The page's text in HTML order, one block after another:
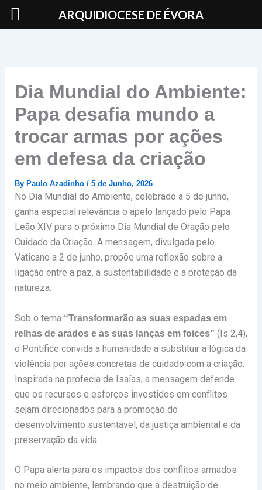
Skip
Dia Mundial do Ambiente:
Papa desafia mundo a
trocar armas por ações
em defesa da criação
By Paulo Azadinho / 5 de Junho, 2026
No Dia Mundial do Ambiente, celebrado a 5 de junho,
ganha especial relevância o apelo lançado pelo Papa
Leão XIV para o próximo Dia Mundial de Oração pelo
Cuidado da Criação. A mensagem, divulgada pelo
Vaticano a 2 de junho, propõe uma reflexão sobre a
ligação entre a paz, a sustentabilidade e a proteção da
natureza.
Sob o tema “Transformarão as suas espadas em
relhas de arados e as suas lanças em foices” (Is 2,4),
o Pontífice convida a humanidade a substituir a lógica da
violência por ações concretas de cuidado com a criação.
Inspirada na profecia de Isaías, a mensagem defende
que os recursos e esforços investidos em conflitos
sejam direcionados para a promoção do
desenvolvimento sustentável, da justiça ambiental e da
preservação da vida.
O Papa alerta para os impactos dos conflitos armados
no meio ambiente, lembrando que a destruição de
ARQUIDIOCESE DE ÉVORA